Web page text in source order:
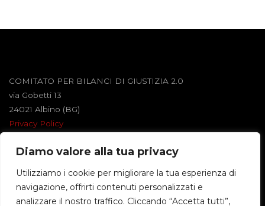
Diamo valore alla tua privacy
Utilizziamo i cookie per migliorare la tua esperienza di
navigazione, offrirti contenuti personalizzati e
analizzare il nostro traffico. Cliccando “Accetta tutti”,
COMITATO PER BILANCI DI GIUSTIZIA 2.0
via Gobetti 13
24021 Albino (BG)
Privacy Policy
©2026 BILANCI DI GIUSTIZIA